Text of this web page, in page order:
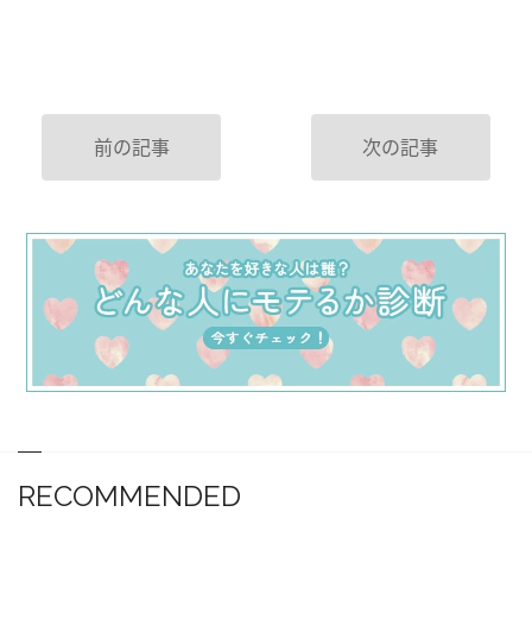
前の記事 次の記事
RECOMMENDED